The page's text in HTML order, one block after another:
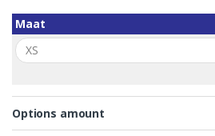
Maat
Options amount